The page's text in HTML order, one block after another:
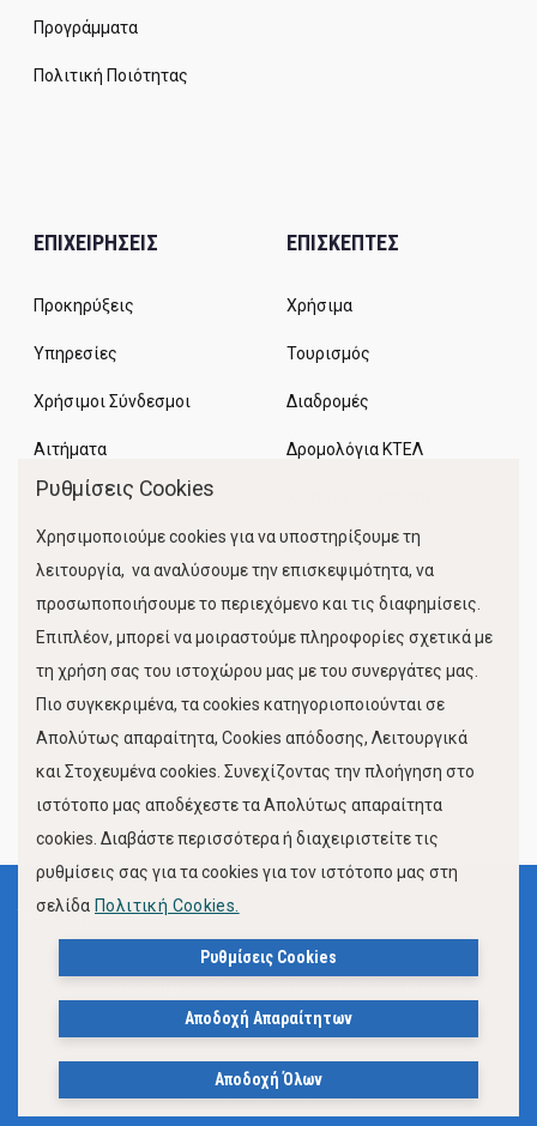
Προγράμματα
Πολιτική Ποιότητας
ΕΠΙΧΕΙΡΗΣΕΙΣ
Προκηρύξεις
Υπηρεσίες
Χρήσιμοι Σύνδεσμοι
Αιτήματα
ΕΠΙΣΚΕΠΤΕΣ
Χρήσιμα
Τουρισμός
Διαδρομές
Δρομολόγια ΚΤΕΛ
Κίνηση Λιμένος
FOLLOW US
© 2023, Δήμος Βόλου
Όροι Χρήσης
Πολιτική Προστασίας Προσωπικών Δεδομένων
Πολιτική Cookies
Ρυθμίσεις Cookies
Χρησιμοποιούμε cookies για να υποστηρίξουμε τη
λειτουργία, να αναλύσουμε την επισκεψιμότητα, να
προσωποποιήσουμε το περιεχόμενο και τις διαφημίσεις.
Επιπλέον, μπορεί να μοιραστούμε πληροφορίες σχετικά με
τη χρήση σας του ιστοχώρου μας με του συνεργάτες μας.
Πιο συγκεκριμένα, τα cookies κατηγοριοποιούνται σε
Απολύτως απαραίτητα, Cookies απόδοσης, Λειτουργικά
και Στοχευμένα cookies. Συνεχίζοντας την πλοήγηση στο
ιστότοπο μας αποδέχεστε τα Απολύτως απαραίτητα
cookies. Διαβάστε περισσότερα ή διαχειριστείτε τις
ρυθμίσεις σας για τα cookies για τον ιστότοπο μας στη
σελίδα Πολιτική Cookies.
Ρυθμίσεις Cookies
Αποδοχή Απαραίτητων
Αποδοχή Όλων